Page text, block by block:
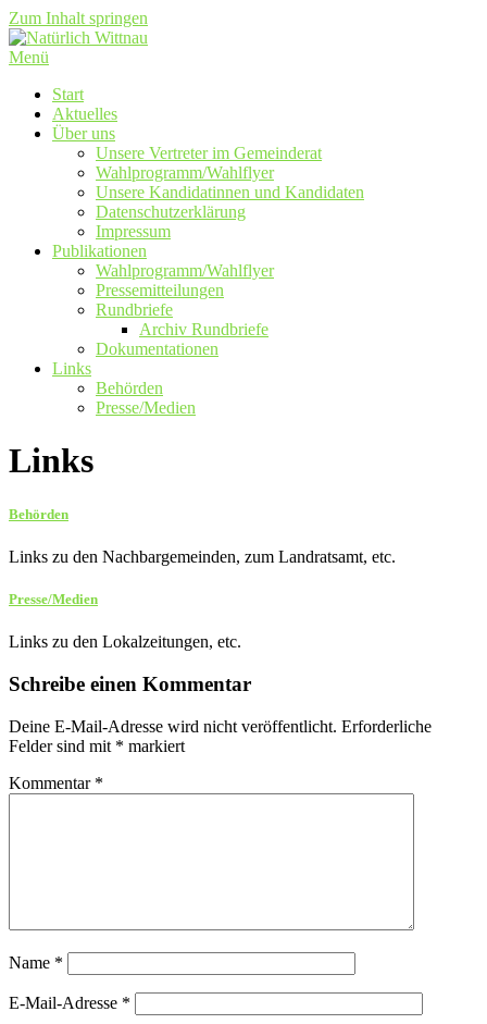
Zum Inhalt springen
Menü
Start
Aktuelles
Über uns
Unsere Vertreter im Gemeinderat
Wahlprogramm/Wahlflyer
Unsere Kandidatinnen und Kandidaten
Datenschutzerklärung
Impressum
Publikationen
Wahlprogramm/Wahlflyer
Pressemitteilungen
Rundbriefe
Archiv Rundbriefe
Dokumentationen
Links
Behörden
Presse/Medien
Links
Behörden
Links zu den Nachbargemeinden, zum Landratsamt, etc.
Presse/Medien
Links zu den Lokalzeitungen, etc.
Schreibe einen Kommentar
Deine E-Mail-Adresse wird nicht veröffentlicht. Erforderliche
Felder sind mit * markiert
Kommentar *
Name *
E-Mail-Adresse *